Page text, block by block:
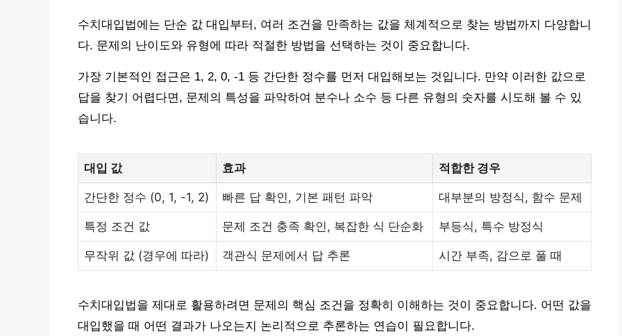
수치대입법에는 단순 값 대입부터, 여러 조건을 만족하는 값을 체계적으로 찾는 방법까지 다양합니
다. 문제의 난이도와 유형에 따라 적절한 방법을 선택하는 것이 중요합니다.
가장 기본적인 접근은 1, 2, 0, -1 등 간단한 정수를 먼저 대입해보는 것입니다. 만약 이러한 값으로
답을 찾기 어렵다면, 문제의 특성을 파악하여 분수나 소수 등 다른 유형의 숫자를 시도해 볼 수 있
습니다.
대입 값 효과 적합한 경우
간단한 정수 (0, 1, -1, 2) 빠른 답 확인, 기본 패턴 파악 대부분의 방정식, 함수 문제
특정 조건 값 문제 조건 충족 확인, 복잡한 식 단순화 부등식, 특수 방정식
무작위 값 (경우에 따라) 객관식 문제에서 답 추론 시간 부족, 감으로 풀 때
수치대입법을 제대로 활용하려면 문제의 핵심 조건을 정확히 이해하는 것이 중요합니다. 어떤 값을
대입했을 때 어떤 결과가 나오는지 논리적으로 추론하는 연습이 필요합니다.